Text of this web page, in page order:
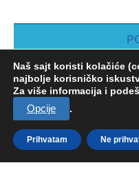
Copyright 2012 - 2023 ©
Naš sajt koristi kolačiće
najbolje korisničko
Za više informacija i
Opcije
.
Prihvatam Ne